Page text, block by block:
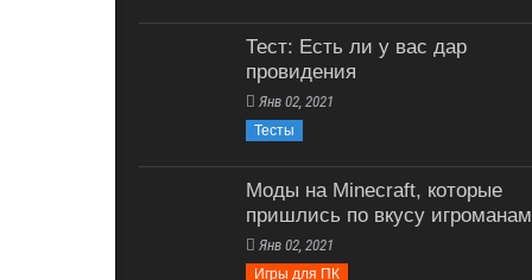
Тест: Есть ли у вас дар
провидения
Янв 02, 2021
Тесты
Моды на Minecraft, которые
пришлись по вкусу игроманам
Янв 02, 2021
Игры для ПК